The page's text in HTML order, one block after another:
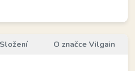
Složení O značce Vilgain